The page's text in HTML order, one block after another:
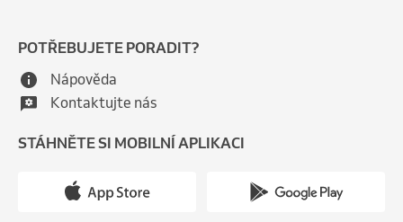
POTŘEBUJETE PORADIT?
Nápověda
Kontaktujte nás
STÁHNĚTE SI MOBILNÍ APLIKACI